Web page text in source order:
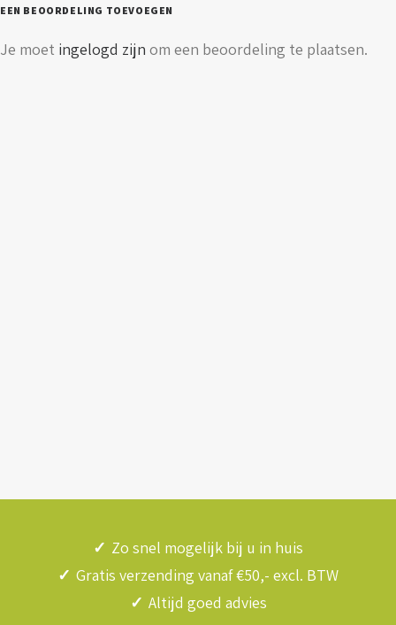
EEN BEOORDELING TOEVOEGEN
Je moet ingelogd zijn om een beoordeling te plaatsen.
✓ Zo snel mogelijk bij u in huis
✓ Gratis verzending vanaf €50,- excl. BTW
✓ Altijd goed advies